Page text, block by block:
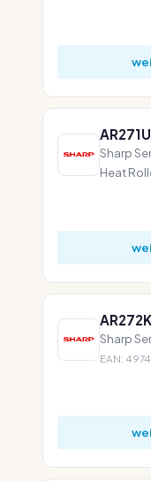
Sharp
Heat
Sharp
EAN: